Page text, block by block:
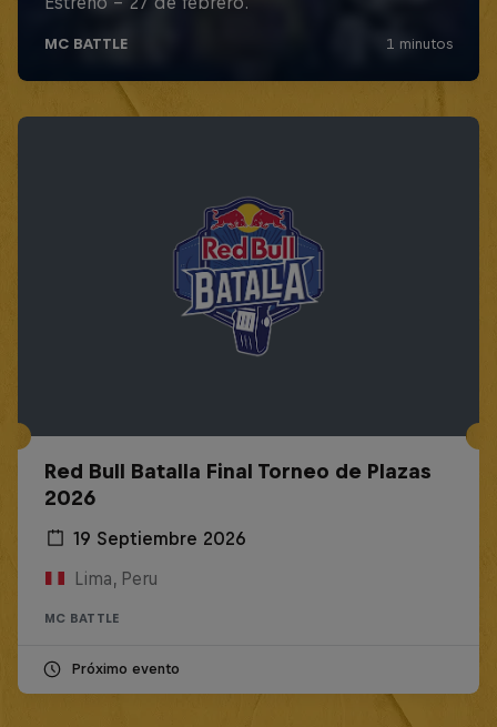
Red Bull Batalla Final Torneo de Plazas
2026
19 Septiembre 2026
Lima, Peru
MC BATTLE
Próximo evento